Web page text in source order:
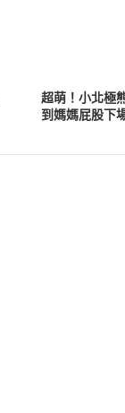
超萌！小北極
到媽媽屁股下